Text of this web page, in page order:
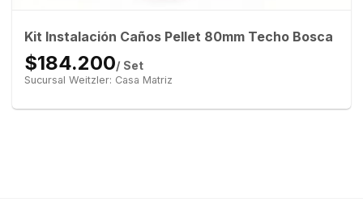
Kit Instalación Caños Pellet 80mm Techo Bosca
$184.200/ Set
Sucursal Weitzler: Casa Matriz